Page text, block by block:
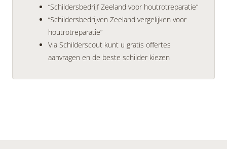
“Schildersbedrijf Zeeland voor houtrotreparatie”
“Schildersbedrijven Zeeland vergelijken voor
houtrotreparatie”
Via Schilderscout kunt u gratis offertes
aanvragen en de beste schilder kiezen